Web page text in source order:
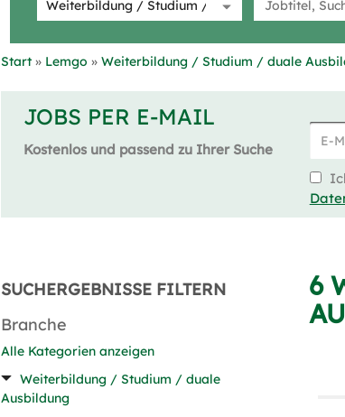
Start Lemgo Weiterbildung / Studium / duale
JOBS PER E-MAIL
Kostenlos und passend zu Ihrer Suche
SUCHERGEBNISSE FILTERN
Branche
Alle Kategorien anzeigen
Weiterbildung / Studium / duale
Ausbildung
6